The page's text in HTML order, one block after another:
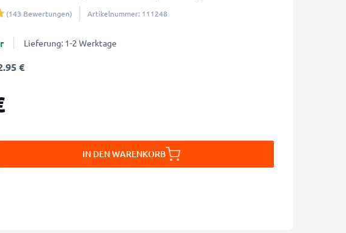
(143 Bewertungen) Artikelnummer: 111248
Lieferung: 1-2 Werktage
€
IN DEN WARENKORB